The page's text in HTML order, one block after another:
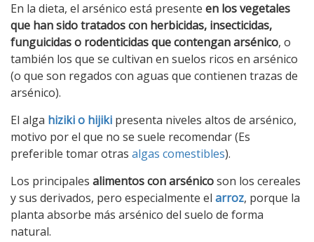
En la dieta, el arsénico está presente en los vegetales
que han sido tratados con herbicidas, insecticidas,
funguicidas o rodenticidas que contengan arsénico, o
también los que se cultivan en suelos ricos en arsénico
(o que son regados con aguas que contienen trazas de
arsénico).
El alga hiziki o hijiki presenta niveles altos de arsénico,
motivo por el que no se suele recomendar (Es
preferible tomar otras algas comestibles).
Los principales alimentos con arsénicoson los cereales
y sus derivados, pero especialmente el arroz, porque la
planta absorbe más arsénico del suelo de forma
natural.